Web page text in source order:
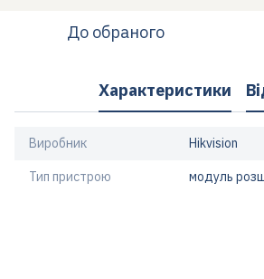
До обраного
Характеристики
Виробник Hikvision
Тип пристрою модуль